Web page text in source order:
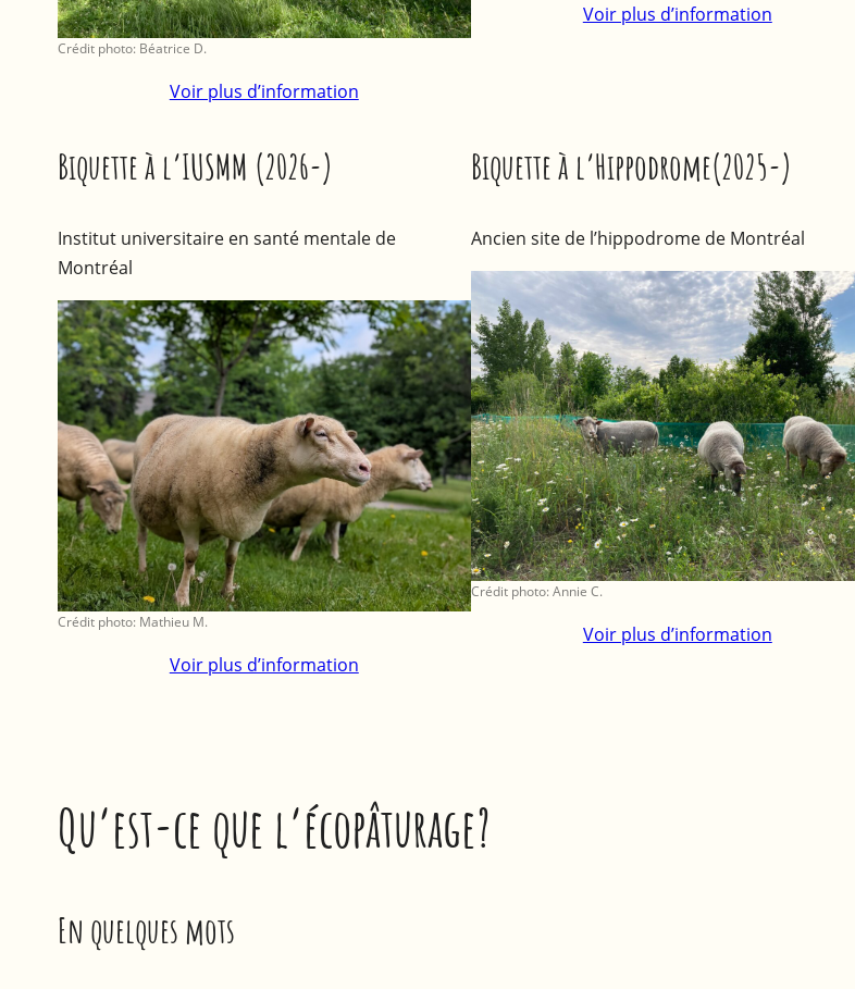
Crédit photo: Béatrice D.
Voir plus d’information
Voir plus d’information
Biquette à l’IUSMM (2026-)
Institut universitaire en santé mentale de
Montréal
Crédit photo: Mathieu M.
Voir plus d’information
Biquette à l’Hippodrome(2025-)
Ancien site de l’hippodrome de Montréal
Crédit photo: Annie C.
Voir plus d’information
Qu’est-ce que l’écopâturage?
En quelques mots